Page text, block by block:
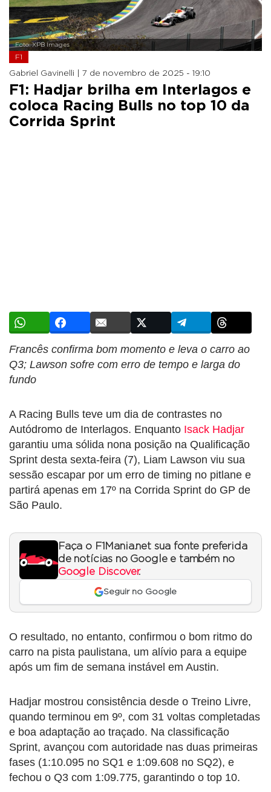
Foto: XPB Images
F1
Gabriel Gavinelli | 7 de novembro de 2025 - 19:10
F1: Hadjar brilha em Interlagos e
coloca Racing Bulls no top 10 da
Corrida Sprint
Francês confirma bom momento e leva o carro ao
Q3; Lawson sofre com erro de tempo e larga do
fundo
A Racing Bulls teve um dia de contrastes no
Autódromo de Interlagos. Enquanto Isack Hadjar
garantiu uma sólida nona posição na Qualificação
Sprint desta sexta-feira (7), Liam Lawson viu sua
sessão escapar por um erro de timing no pitlane e
partirá apenas em 17º na Corrida Sprint do GP de
São Paulo.
Faça o F1Mania.net sua fonte preferida
de notícias no Google e também no
Google Discover.
Seguir no Google
O resultado, no entanto, confirmou o bom ritmo do
carro na pista paulistana, um alívio para a equipe
após um fim de semana instável em Austin.
Hadjar mostrou consistência desde o Treino Livre,
quando terminou em 9º, com 31 voltas completadas
e boa adaptação ao traçado. Na classificação
Sprint, avançou com autoridade nas duas primeiras
fases (1:10.095 no SQ1 e 1:09.608 no SQ2), e
fechou o Q3 com 1:09.775, garantindo o top 10.